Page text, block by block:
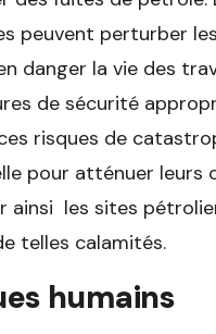
peuvent perturber
danger la vie des
de sécurité
risques de
pour atténuer leurs
ainsi les sites
telles calamités.
humains